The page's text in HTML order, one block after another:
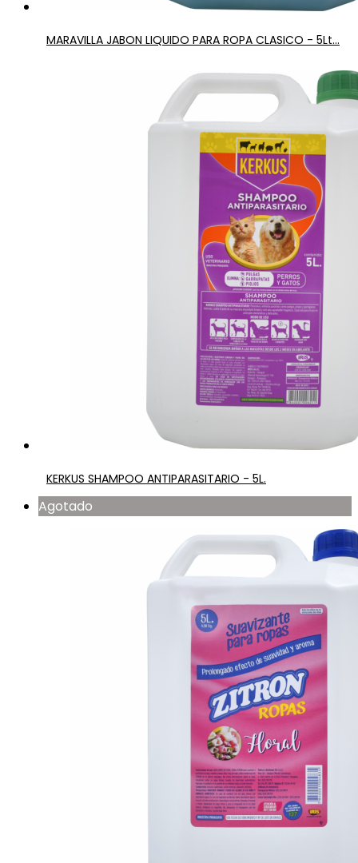
MARAVILLA JABON LIQUIDO PARA ROPA CLASICO - 5Lt...
KERKUS SHAMPOO ANTIPARASITARIO - 5L.
Agotado